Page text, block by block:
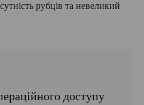
рубців та невеликий
доступу